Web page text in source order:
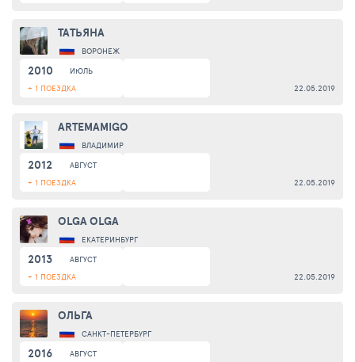
ТАТЬЯНА
ВОРОНЕЖ
2010
ИЮЛЬ
+ 1 ПОЕЗДКА
22.05.2019
ARTEMAMIGO
ВЛАДИМИР
2012
АВГУСТ
+ 1 ПОЕЗДКА
22.05.2019
OLGA OLGA
ЕКАТЕРИНБУРГ
2013
АВГУСТ
+ 1 ПОЕЗДКА
22.05.2019
ОЛЬГА
САНКТ-ПЕТЕРБУРГ
2016
АВГУСТ